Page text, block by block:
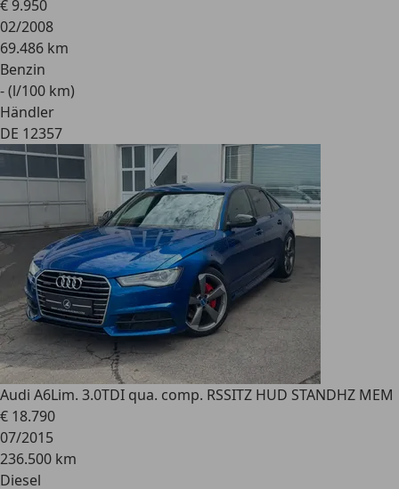
€ 9.950
02/2008
69.486 km
Benzin
- (l/100 km)
Händler
DE 12357
Audi A6Lim. 3.0TDI qua. comp. RSSITZ HUD STANDHZ MEM
€ 18.790
07/2015
236.500 km
Diesel